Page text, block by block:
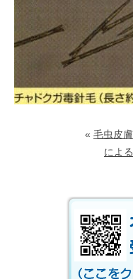
« 毛虫皮
によ